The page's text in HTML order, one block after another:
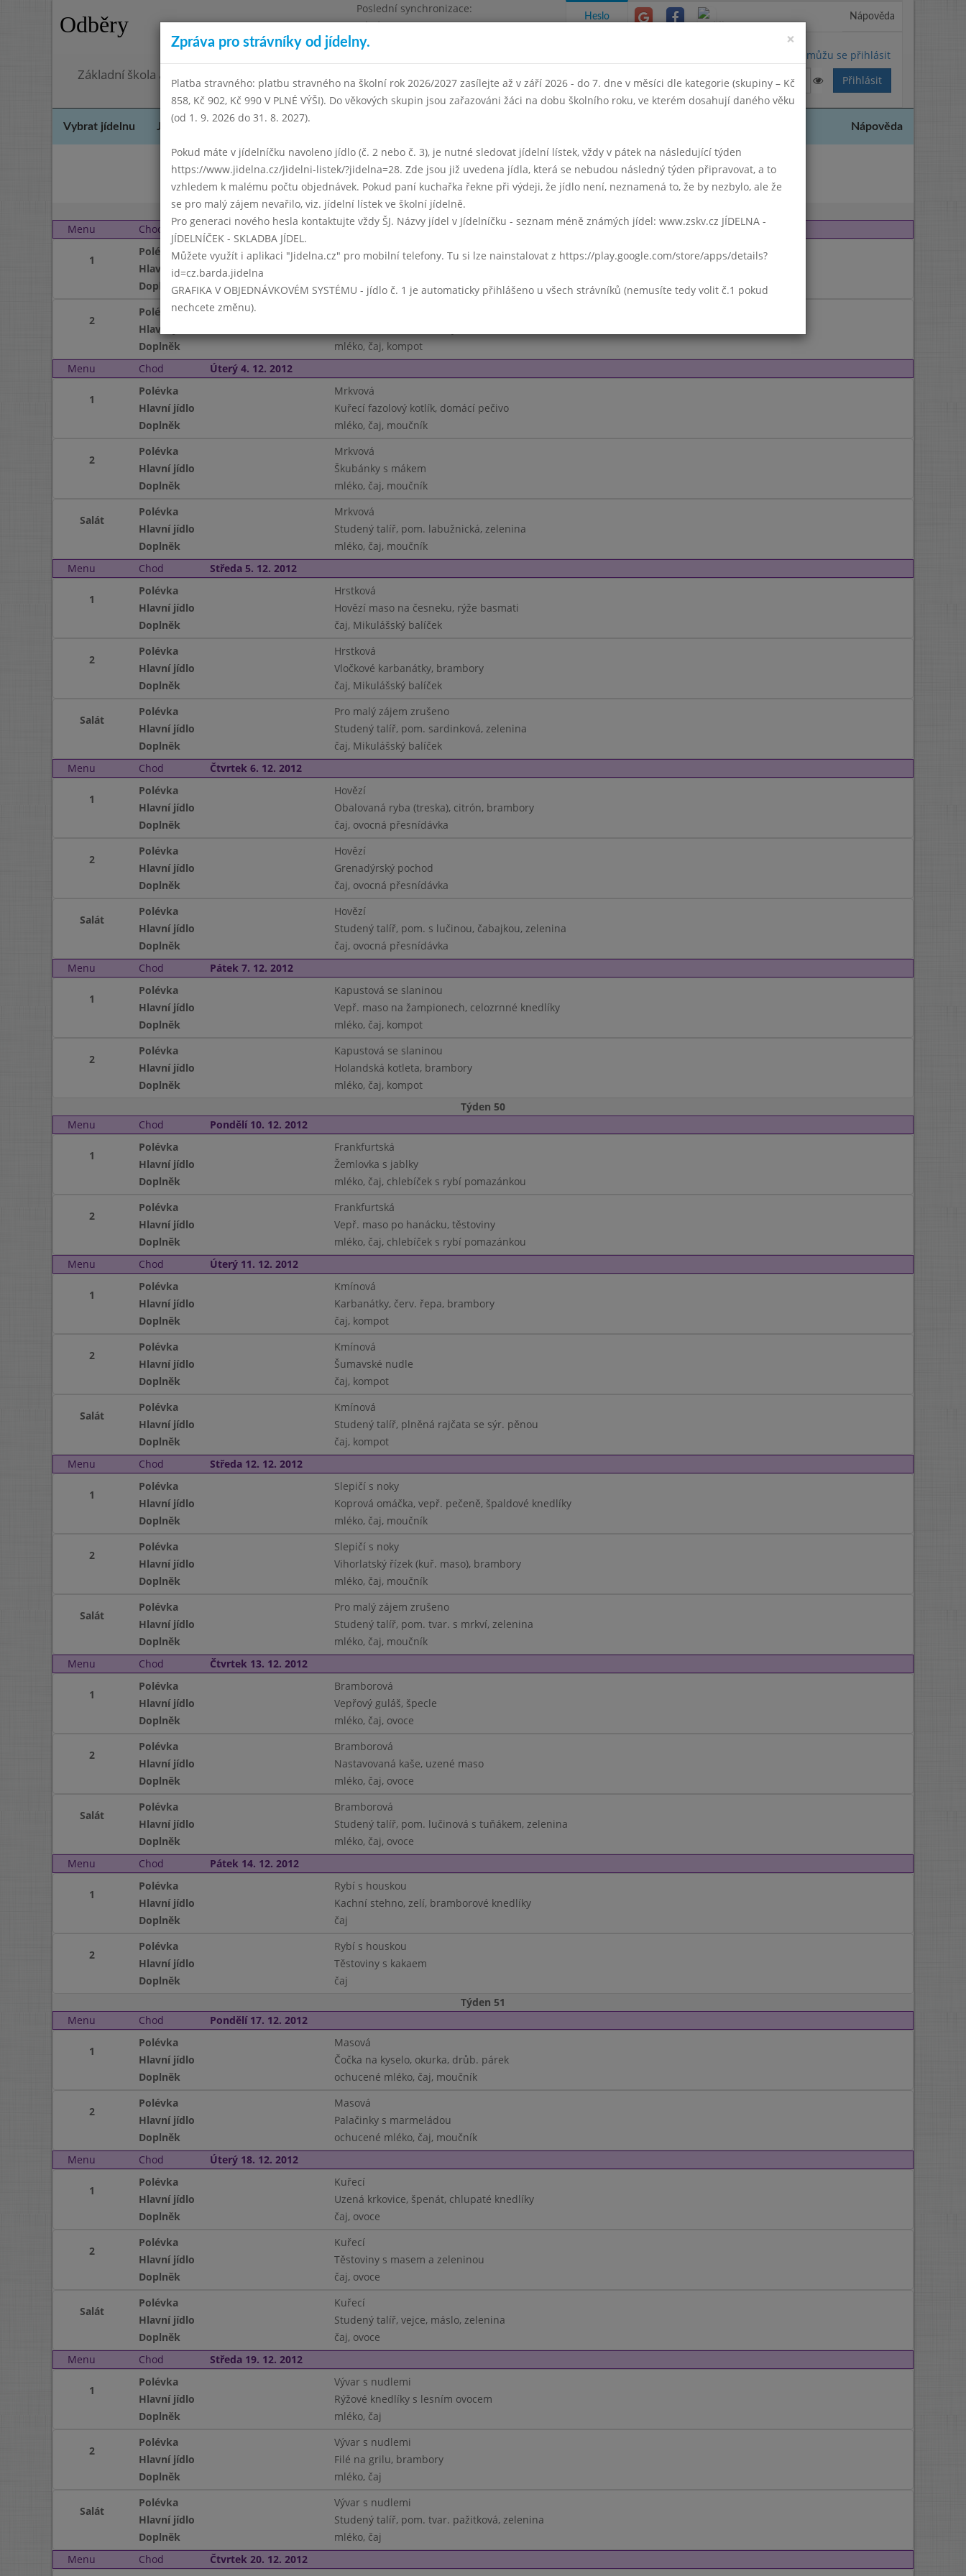
Odběry
Poslední synchronizace:
Pátek 3.7.2026 12:21
Omezení objednávek
Základní škola a mateřská škola Chodov, Praha 4, Květnového vítězství 57
Heslo Nápověda
Nemůžu se přihlásit
Vybrat jídelnu Jídelní lístek Kontakty a informace Nápověda
Říjen 2012 Listopad 2012 Prosinec 2012 Leden 2013 Únor 2013
Týden 49
Menu
Chod Pondělí 3. 12. 2012
1
Polévka
Gulášová
Hlavní jídlo
Doplněk
mléko, čaj, kompot
2
Polévka
Hlavní jídlo
Doplněk
mléko, čaj, kompot
Menu
Chod Úterý 4. 12. 2012
1
Polévka
Mrkvová
Hlavní jídlo
Kuřecí fazolový kotlík, domácí pečivo
Doplněk
mléko, čaj, moučník
2
Polévka
Mrkvová
Hlavní jídlo
Škubánky s mákem
Doplněk
mléko, čaj, moučník
Salát
Polévka
Mrkvová
Hlavní jídlo
Studený talíř, pom. labužnická, zelenina
Doplněk
mléko, čaj, moučník
Menu
Chod Středa 5. 12. 2012
1
Polévka
Hrstková
Hlavní jídlo
Hovězí maso na česneku, rýže basmati
Doplněk
čaj, Mikulášský balíček
2
Polévka
Hrstková
Hlavní jídlo
Vločkové karbanátky, brambory
Doplněk
čaj, Mikulášský balíček
Salát
Polévka
Pro malý zájem zrušeno
Hlavní jídlo
Studený talíř, pom. sardinková, zelenina
Doplněk
čaj, Mikulášský balíček
Menu
Chod Čtvrtek 6. 12. 2012
1
Polévka
Hovězí
Hlavní jídlo
Obalovaná ryba (treska), citrón, brambory
Doplněk
čaj, ovocná přesnídávka
2
Polévka
Hovězí
Hlavní jídlo
Grenadýrský pochod
Doplněk
čaj, ovocná přesnídávka
Salát
Polévka
Hovězí
Hlavní jídlo
Studený talíř, pom. s lučinou, čabajkou, zelenina
Doplněk
čaj, ovocná přesnídávka
Menu
Chod Pátek 7. 12. 2012
1
Polévka
Kapustová se slaninou
Hlavní jídlo
Vepř. maso na žampionech, celozrnné knedlíky
Doplněk
mléko, čaj, kompot
2
Polévka
Kapustová se slaninou
Hlavní jídlo
Holandská kotleta, brambory
Doplněk
mléko, čaj, kompot
Týden 50
Menu
Chod Pondělí 10. 12. 2012
1
Polévka
Frankfurtská
Hlavní jídlo
Žemlovka s jablky
Doplněk
mléko, čaj, chlebíček s rybí pomazánkou
2
Polévka
Frankfurtská
Hlavní jídlo
Vepř. maso po hanácku, těstoviny
Doplněk
mléko, čaj, chlebíček s rybí pomazánkou
Menu
Chod Úterý 11. 12. 2012
1
Polévka
Kmínová
Hlavní jídlo
Karbanátky, červ. řepa, brambory
Doplněk
čaj, kompot
2
Polévka
Kmínová
Hlavní jídlo
Šumavské nudle
Doplněk
čaj, kompot
Salát
Polévka
Kmínová
Hlavní jídlo
Studený talíř, plněná rajčata se sýr. pěnou
Doplněk
čaj, kompot
Menu
Chod Středa 12. 12. 2012
1
Polévka
Slepičí s noky
Hlavní jídlo
Koprová omáčka, vepř. pečeně, špaldové knedlíky
Doplněk
mléko, čaj, moučník
2
Polévka
Slepičí s noky
Hlavní jídlo
Vihorlatský řízek (kuř. maso), brambory
Doplněk
mléko, čaj, moučník
Salát
Polévka
Pro malý zájem zrušeno
Hlavní jídlo
Studený talíř, pom. tvar. s mrkví, zelenina
Doplněk
mléko, čaj, moučník
Menu
Chod Čtvrtek 13. 12. 2012
1
Polévka
Bramborová
Hlavní jídlo
Vepřový guláš, špecle
Doplněk
mléko, čaj, ovoce
2
Polévka
Bramborová
Hlavní jídlo
Nastavovaná kaše, uzené maso
Doplněk
mléko, čaj, ovoce
Salát
Polévka
Bramborová
Hlavní jídlo
Studený talíř, pom. lučinová s tuňákem, zelenina
Doplněk
mléko, čaj, ovoce
Menu
Chod Pátek 14. 12. 2012
1
Polévka
Rybí s houskou
Hlavní jídlo
Kachní stehno, zelí, bramborové knedlíky
Doplněk
čaj
2
Polévka
Rybí s houskou
Hlavní jídlo
Těstoviny s kakaem
Doplněk
čaj
Týden 51
Menu
Chod Pondělí 17. 12. 2012
1
Polévka
Masová
Hlavní jídlo
Čočka na kyselo, okurka, drůb. párek
Doplněk
ochucené mléko, čaj, moučník
2
Polévka
Masová
Hlavní jídlo
Palačinky s marmeládou
Doplněk
ochucené mléko, čaj, moučník
Menu
Chod Úterý 18. 12. 2012
1
Polévka
Kuřecí
Hlavní jídlo
Uzená krkovice, špenát, chlupaté knedlíky
Doplněk
čaj, ovoce
2
Polévka
Kuřecí
Hlavní jídlo
Těstoviny s masem a zeleninou
Doplněk
čaj, ovoce
Salát
Polévka
Kuřecí
Hlavní jídlo
Studený talíř, vejce, máslo, zelenina
Doplněk
čaj, ovoce
Menu
Chod Středa 19. 12. 2012
1
Polévka
Vývar s nudlemi
Hlavní jídlo
Rýžové knedlíky s lesním ovocem
Doplněk
mléko, čaj
2
Polévka
Vývar s nudlemi
Hlavní jídlo
Filé na grilu, brambory
Doplněk
mléko, čaj
Salát
Polévka
Vývar s nudlemi
Hlavní jídlo
Studený talíř, pom. tvar. pažitková, zelenina
Doplněk
mléko, čaj
Menu
Chod
Čtvrtek 20. 12. 2012
×
Zpráva pro strávníky od jídelny.
Platba stravného: platbu stravného na školní rok 2026/2027 zasílejte až v září 2026 - do 7. dne v měsíci dle kategorie (skupiny – Kč
858, Kč 902, Kč 990 V PLNÉ VÝŠI). Do věkových skupin jsou zařazováni žáci na dobu školního roku, ve kterém dosahují daného věku
(od 1. 9. 2026 do 31. 8. 2027).
Pokud máte v jídelníčku navoleno jídlo (č. 2 nebo č. 3), je nutné sledovat jídelní lístek, vždy v pátek na následující týden
https://www.jidelna.cz/jidelni-listek/?jidelna=28. Zde jsou již uvedena jídla, která se nebudou následný týden připravovat, a to
vzhledem k malému počtu objednávek. Pokud paní kuchařka řekne při výdeji, že jídlo není, neznamená to, že by nezbylo, ale že
se pro malý zájem nevařilo, viz. jídelní lístek ve školní jídelně.
Pro generaci nového hesla kontaktujte vždy ŠJ. Názvy jídel v Jídelníčku - seznam méně známých jídel: www.zskv.cz JÍDELNA -
JÍDELNÍČEK - SKLADBA JÍDEL.
Můžete využít i aplikaci "Jidelna.cz" pro mobilní telefony. Tu si lze nainstalovat z https://play.google.com/store/apps/details?
id=cz.barda.jidelna
GRAFIKA V OBJEDNÁVKOVÉM SYSTÉMU - jídlo č. 1 je automaticky přihlášeno u všech strávníků (nemusíte tedy volit č.1 pokud
nechcete změnu).